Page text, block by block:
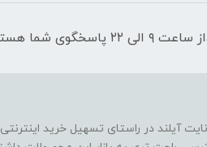
شما هستیم
آیلند در راستای تسهیل خرید